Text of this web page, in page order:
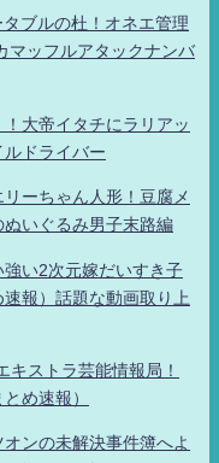
ブルの杜！オネエ管理
マッフルアタックナンバ
大帝イタチにラリアッ
ルドライバー
ーちゃん人形！豆腐メ
いぐるみ男子末路編
い2次元嫁だいすき子
報）話題な動画取り上
キストラ芸能情報局！
め速報）
ンの未解決事件簿へよ